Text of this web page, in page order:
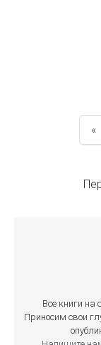
«
Все книги на
Приносим свои